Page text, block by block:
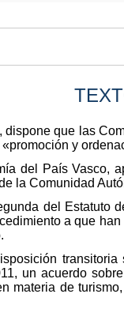
dispone que las
y
del País Vasco,
la Comunidad
del Estatuto
a que
un acuerdo
materia de